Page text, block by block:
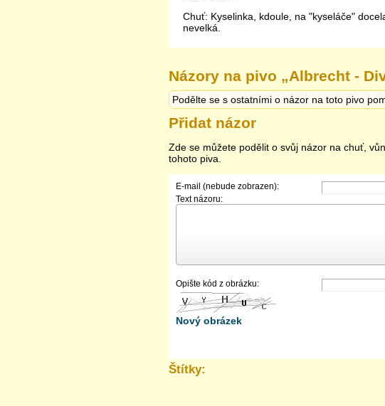
Chuť: Kyselinka, kdoule, na "kyseláče"
nevelká.
Názory na pivo „Albrecht -
Podělte se s ostatními o názor na toto pivo
Přidat názor
Zde se můžete podělit o svůj názor na chuť,
tohoto piva.
E-mail (nebude zobrazen):
Text názoru:
Opište kód z obrázku:
Nový obrázek
Štítky: